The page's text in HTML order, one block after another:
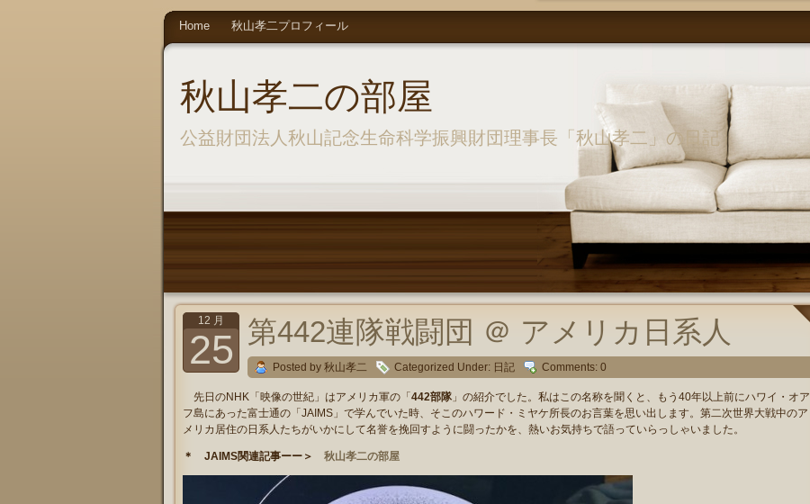
秋山孝二の部屋
公益財団法人秋山記念生命科学振興財団理事長「秋山孝二」の日記
Home 秋山孝二プロフィール
12 月
25 第442連隊戦闘団 ＠ アメリカ日系人
Posted by 秋山孝二 Categorized Under: 日記 Comments: 0
先日のNHK「映像の世紀」はアメリカ軍の「 442部隊 」の紹介でした。私はこの名称を聞くと、もう40年以上前にハワイ・オア
フ島にあった富士通の「JAIMS」で学んでいた時、そこのハワード・ミヤケ所長のお言葉を思い出します。第二次世界大戦中のア
メリカ居住の日系人たちがいかにして名誉を挽回すように闘ったかを、熱いお気持ちで語っていらっしゃいました。
＊ JAIMS関連記事ーー＞ 秋山孝二の部屋